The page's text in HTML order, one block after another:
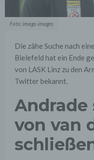
Foto: imago images
Die zähe Suche nach
Bielefeld hat ein Ende
von LASK Linz zu den
Twitter bekannt.
Andrade
von van